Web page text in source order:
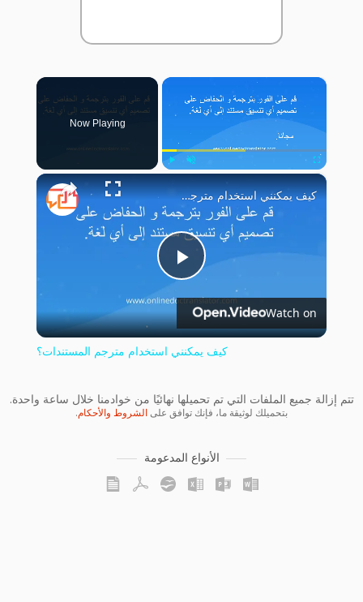
×
Play Unmute Fullscreen
Now Playing
×
Play
Video
كيف يمكنني استخدام مترجم المستندات؟
Watch on
كيف يمكنني استخدام مترجم المستندات؟
تتم إزالة جميع الملفات التي تم تحميلها نهائيًا من خوادمنا خلال ساعة واحدة.
بتحميلك لوثيقة ما، فإنك توافق علىالشروط والأحكام.
الأنواع المدعومة